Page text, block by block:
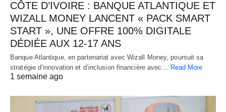
CÔTE D’IVOIRE : BANQUE ATLANTIQUE ET
WIZALL MONEY LANCENT « PACK SMART
START », UNE OFFRE 100% DIGITALE
DÉDIÉE AUX 12-17 ANS
Banque Atlantique, en partenariat avec Wizall Money, poursuit sa
stratégie d’innovation et d’inclusion financière avec… Read More
1 semaine ago